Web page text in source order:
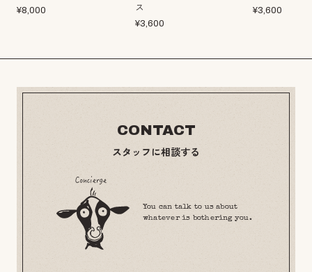
¥8,000
ス
¥3,600
¥3,600
CONTACT
スタッフに相談する
You can talk to us about
whatever is bothering you.